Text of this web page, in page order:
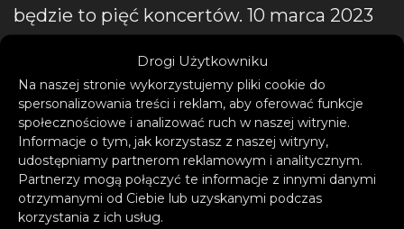
Drogi Użytkowniku
Na naszej stronie wykorzystujemy pliki cookie do
spersonalizowania treści i reklam, aby oferować funkcje
społecznościowe i analizować ruch w naszej witrynie.
Informacje o tym, jak korzystasz z naszej witryny,
udostępniamy partnerom reklamowym i analitycznym.
Partnerzy mogą połączyć te informacje z innymi danymi
otrzymanymi od Ciebie lub uzyskanymi podczas
korzystania z ich usług.
będzie to pięć koncertów. 10 marca 2023
Academy, następnie 11 marca wystąpi w
Nothingam w Rock City, 13 marca przed
publicznością w Glasgow – Glasgow
Garage, 14 marca odwiedzi Manchester z
koncertem w O2 Ritz Manchester, i
zakończy tourne ostatnim występem w